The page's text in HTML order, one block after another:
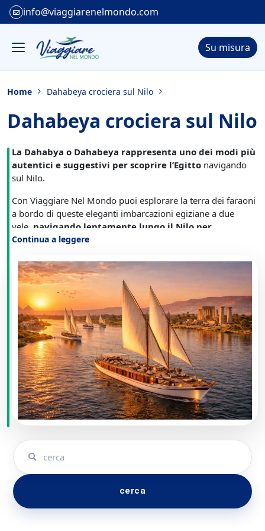
info@viaggiarenelmondo.com
Su misura
Home Dahabeya crociera sul Nilo
Dahabeya crociera sul Nilo
La Dahabya o Dahabeya rappresenta uno dei modi più
autentici e suggestivi per scoprire l’Egitto navigando
sul Nilo.
Con Viaggiare Nel Mondo puoi esplorare la terra dei faraoni
a bordo di queste eleganti imbarcazioni egiziane a due
vele, navigando lentamente lungo il Nilo per
un'avventura indimenticabile
Dahabeya crociera sul Nilo:
cosa è
La Dahabeya è una tradizionale imbarcazione a vela
egiziana caratterizzata da un design uniconel suo
genere.
La barca dispone di vele di forma triangolare e due alberi, il
suo fondo è poco profondo e la sua configurazione ricorda
quella di un veliero.
La struttura delle dahabeya consente di
navigare in acque
poco profonde e raggiungere luoghi inaccessibili alle
navi da crocierapiù massicce.
Il tradizionale design della dahabeya la rende davvero
Continua a leggere
cerca